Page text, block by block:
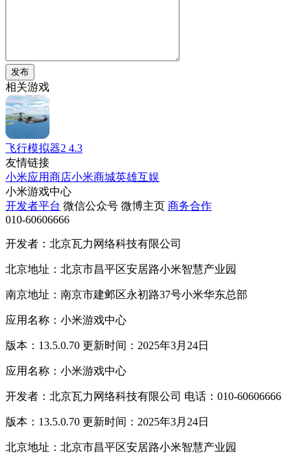
发布
相关游戏
飞行模拟器2 4.3
友情链接
小米应用商店小米商城英雄互娱
小米游戏中心
开发者平台 微信公众号 微博主页 商务合作
010-60606666
开发者：北京瓦力网络科技有限公司
北京地址：北京市昌平区安居路小米智慧产业园
南京地址：南京市建邺区永初路37号小米华东总部
应用名称：小米游戏中心
版本：13.5.0.70 更新时间：2025年3月24日
应用名称：小米游戏中心
开发者：北京瓦力网络科技有限公司 电话：010-60606666
版本：13.5.0.70 更新时间：2025年3月24日
北京地址：北京市昌平区安居路小米智慧产业园